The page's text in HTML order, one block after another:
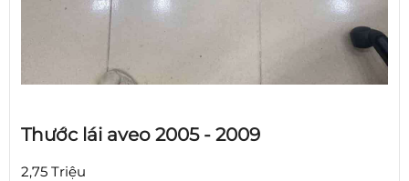
Thước lái aveo 2005 - 2009
2,75 Triệu